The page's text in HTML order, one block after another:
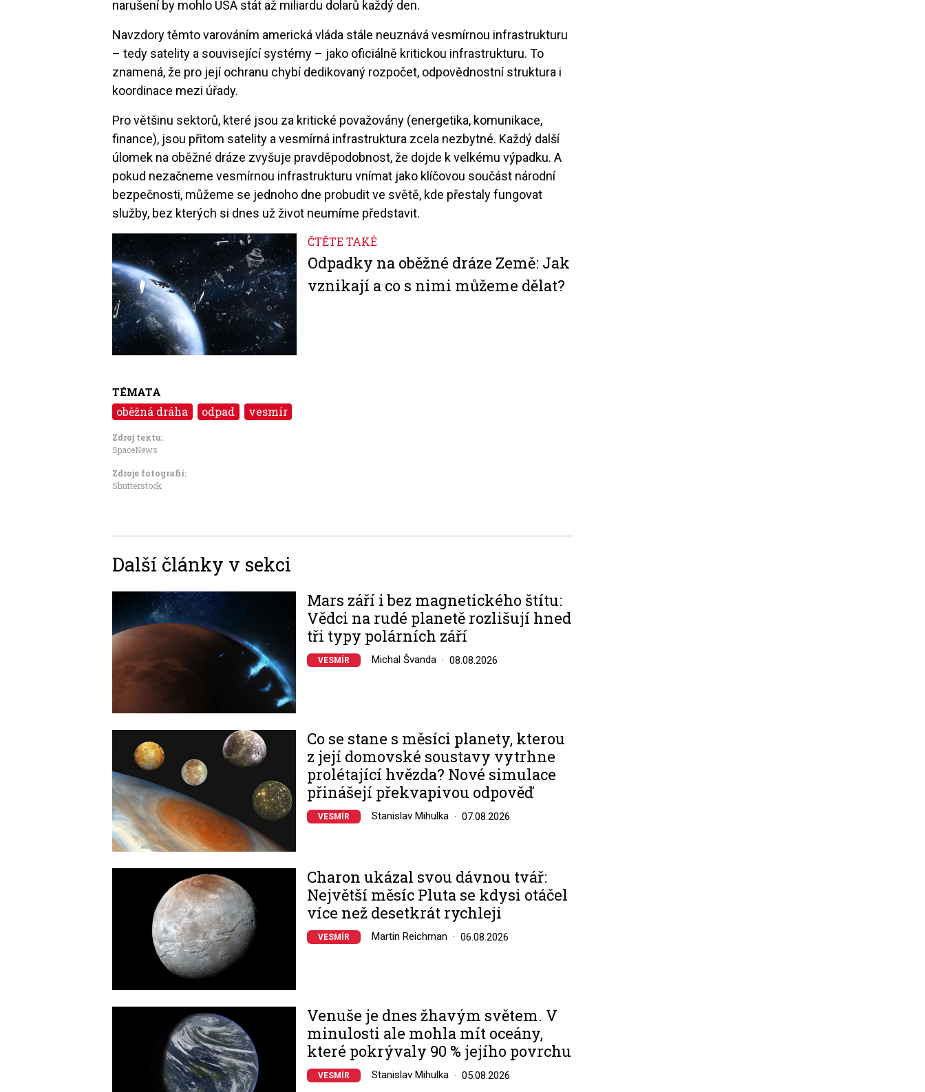
narušení by mohlo USA stát až miliardu dolarů každý den.
Navzdory těmto varováním americká vláda stále neuznává vesmírnou infrastrukturu
– tedy satelity a související systémy – jako oficiálně kritickou infrastrukturu. To
znamená, že pro její ochranu chybí dedikovaný rozpočet, odpovědnostní struktura i
koordinace mezi úřady.
Pro většinu sektorů, které jsou za kritické považovány (energetika, komunikace,
finance), jsou přitom satelity a vesmírná infrastruktura zcela nezbytné. Každý další
úlomek na oběžné dráze zvyšuje pravděpodobnost, že dojde k velkému výpadku. A
pokud nezačneme vesmírnou infrastrukturu vnímat jako klíčovou součást národní
bezpečnosti, můžeme se jednoho dne probudit ve světě, kde přestaly fungovat
služby, bez kterých si dnes už život neumíme představit.
Image ČTĚTE TAKÉ
Odpadky na oběžné dráze Země: Jak
vznikají a co s nimi můžeme dělat?
TÉMATA
oběžná dráha odpad vesmír
Zdroj textu:
SpaceNews
Zdroje fotografii:
Shutterstock
Další články v sekci
Image
Mars září i bez magnetického štítu:
Vědci na rudé planetě rozlišují hned
tři typy polárních září
VESMÍR Michal Švanda 08.08.2026
Co se stane s měsíci planety, kterou
z její domovské soustavy vytrhne
prolétající hvězda? Nové simulace
přinášejí překvapivou odpověď
VESMÍR Stanislav Mihulka 07.08.2026
Charon ukázal svou dávnou tvář:
Největší měsíc Pluta se kdysi otáčel
více než desetkrát rychleji
VESMÍR Martin Reichman 06.08.2026
Venuše je dnes žhavým světem. V
minulosti ale mohla mít oceány,
které pokrývaly 90 % jejího povrchu
VESMÍR Stanislav Mihulka 05.08.2026